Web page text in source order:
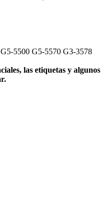
5500 G5-5570 G3-3578
las etiquetas y algunos